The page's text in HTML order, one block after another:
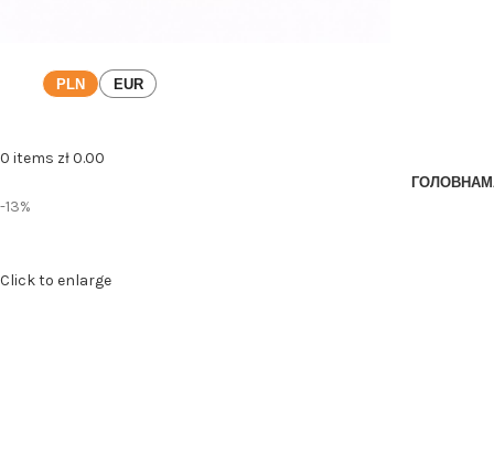
PLN EUR
0 items zł0.00
ГОЛОВНА
-13%
Click to enlarge